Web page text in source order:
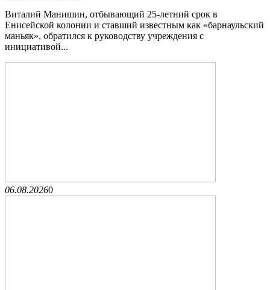
Виталий Манишин, отбывающий 25-летний срок в
Енисейской колонии и ставший известным как «барнаульский
маньяк», обратился к руководству учреждения с
инициативой...
06.08.20260